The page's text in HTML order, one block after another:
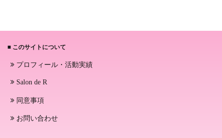
■ このサイトについて
プロフィール・活動実績
Salon de R
同意事項
お問い合わせ